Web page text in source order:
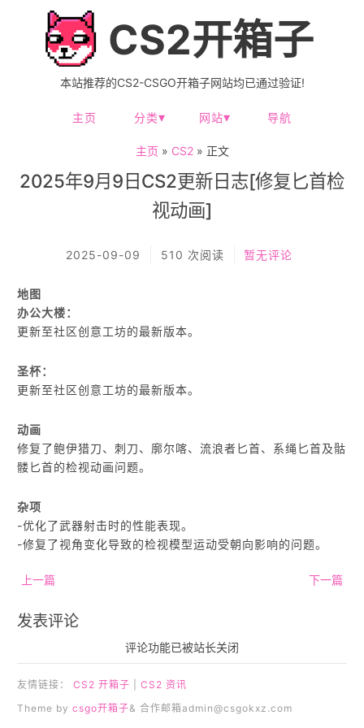
CS2开箱子
本站推荐的CS2-CSGO开箱子网站均已通过验证!
主页 分类 网站 导航
主页 » CS2» 正文
2025年9月9日CS2更新日志[修复匕首检
视动画]
2025-09-09 510 次阅读 暂无评论
地图
办公大楼：
更新至社区创意工坊的最新版本。
圣杯：
更新至社区创意工坊的最新版本。
动画
修复了鲍伊猎刀、刺刀、廓尔喀、流浪者匕首、系绳匕首及骷
髅匕首的检视动画问题‌。
杂项
-优化了武器射击时的性能表现‌。
-修复了视角变化导致的检视模型运动受朝向影响的问题‌。
上一篇 下一篇
发表评论
评论功能已被站长关闭
友情链接：CS2 开箱子 |CS2 资讯
Theme bycsgo开箱子& 合作邮箱admin@csgokxz.com